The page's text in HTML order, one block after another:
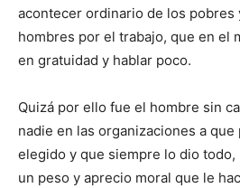
acontecer ordinario de los pobres
hombres por el trabajo, que en el
en gratuidad y hablar poco.
Quizá por ello fue el hombre sin
nadie en las organizaciones a
elegido y que siempre lo dio
un peso y aprecio moral que le